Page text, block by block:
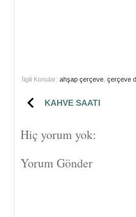
İlgili Konular: ahşap çerçeve çerçeve
KAHVE SAATI
Hiç yorum yok:
Yorum Gönder